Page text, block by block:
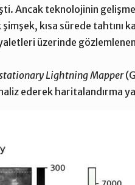
Ancak teknolojinin
kısa sürede tahtını
üzerinde gözlemlenen
Lightning Mapper
ederek haritalandırma